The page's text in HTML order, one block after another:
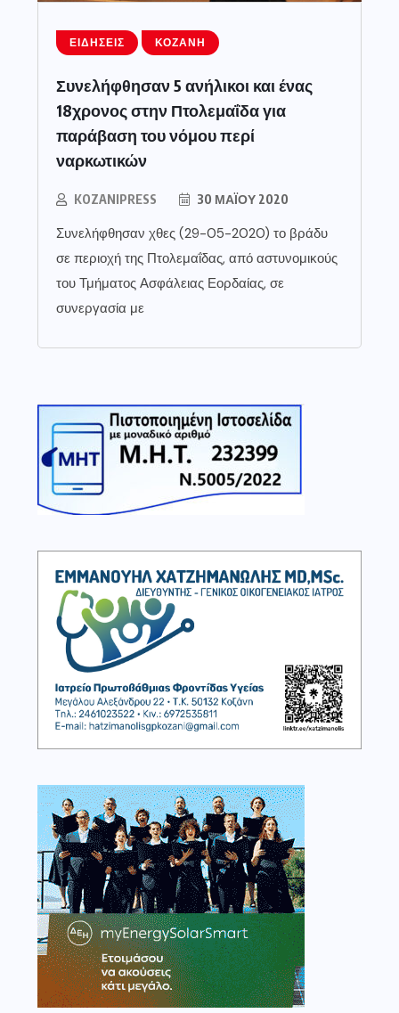
ΕΙΔΉΣΕΙΣ ΚΟΖΆΝΗ
Συνελήφθησαν 5 ανήλικοι και ένας
18χρονος στην Πτολεμαΐδα για
παράβαση του νόμου περί
ναρκωτικών
KOZANIPRESS 30 ΜΑΪ́ΟΥ 2020
Συνελήφθησαν χθες (29-05-2020) το βράδυ
σε περιοχή της Πτολεμαΐδας, από αστυνομικούς
του Τμήματος Ασφάλειας Εορδαίας, σε
συνεργασία με